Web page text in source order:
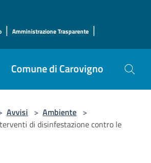
| Amministrazione Trasparente |
Comune di Carovigno
Avvisi > Ambiente >
di disinfestazione contro le